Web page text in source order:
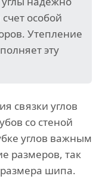
особой
Утепление
эту
связки углов
со стеной
углов важным
размеров, так
размера шипа.